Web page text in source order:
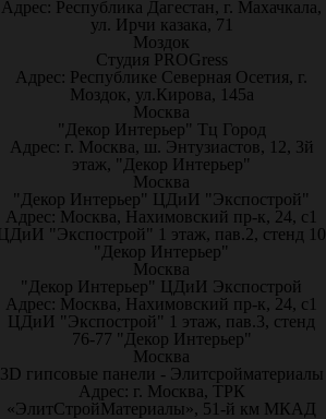
Адрес: Республика Дагестан, г. Махачкала,
ул. Ирчи казака, 71
Моздок
Студия PROGress
Адрес: Республике Северная Осетия, г.
Моздок, ул.Кирова, 145а
Москва
"Декор Интерьер" Тц Город
Адрес: г. Москва, ш. Энтузиастов, 12, 3й
этаж, "Декор Интерьер"
Москва
"Декор Интерьер" ЦДиИ "Экспострой"
Адрес: Москва, Нахимовский пр-к, 24, с1
"Экспострой" 1 этаж, пав.2, стенд 10
"Декор Интерьер"
Москва
"Декор Интерьер" ЦДиИ Экспострой
Адрес: Москва, Нахимовский пр-к, 24, с1
ЦДиИ "Экспострой" 1 этаж, пав.3, стенд
76-77 "Декор Интерьер"
Москва
3D гипсовые панели - Элитсройматериалы
Адрес: г. Москва, ТРК
«ЭлитСтройМатериалы», 51-й км МКАД